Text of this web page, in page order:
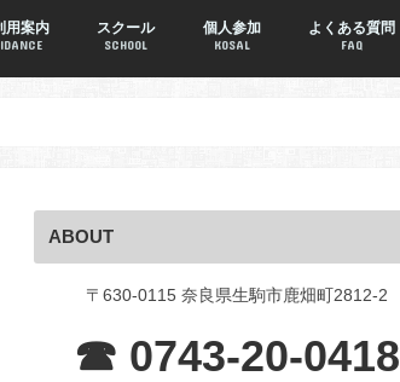
用案内 スクール
SCHOOL
個人参加
KOSAL
よくある質問
FAQ
ABOUT
〒630-0115 奈良県生駒市鹿畑町2812-2
☎ 0743-20-0418